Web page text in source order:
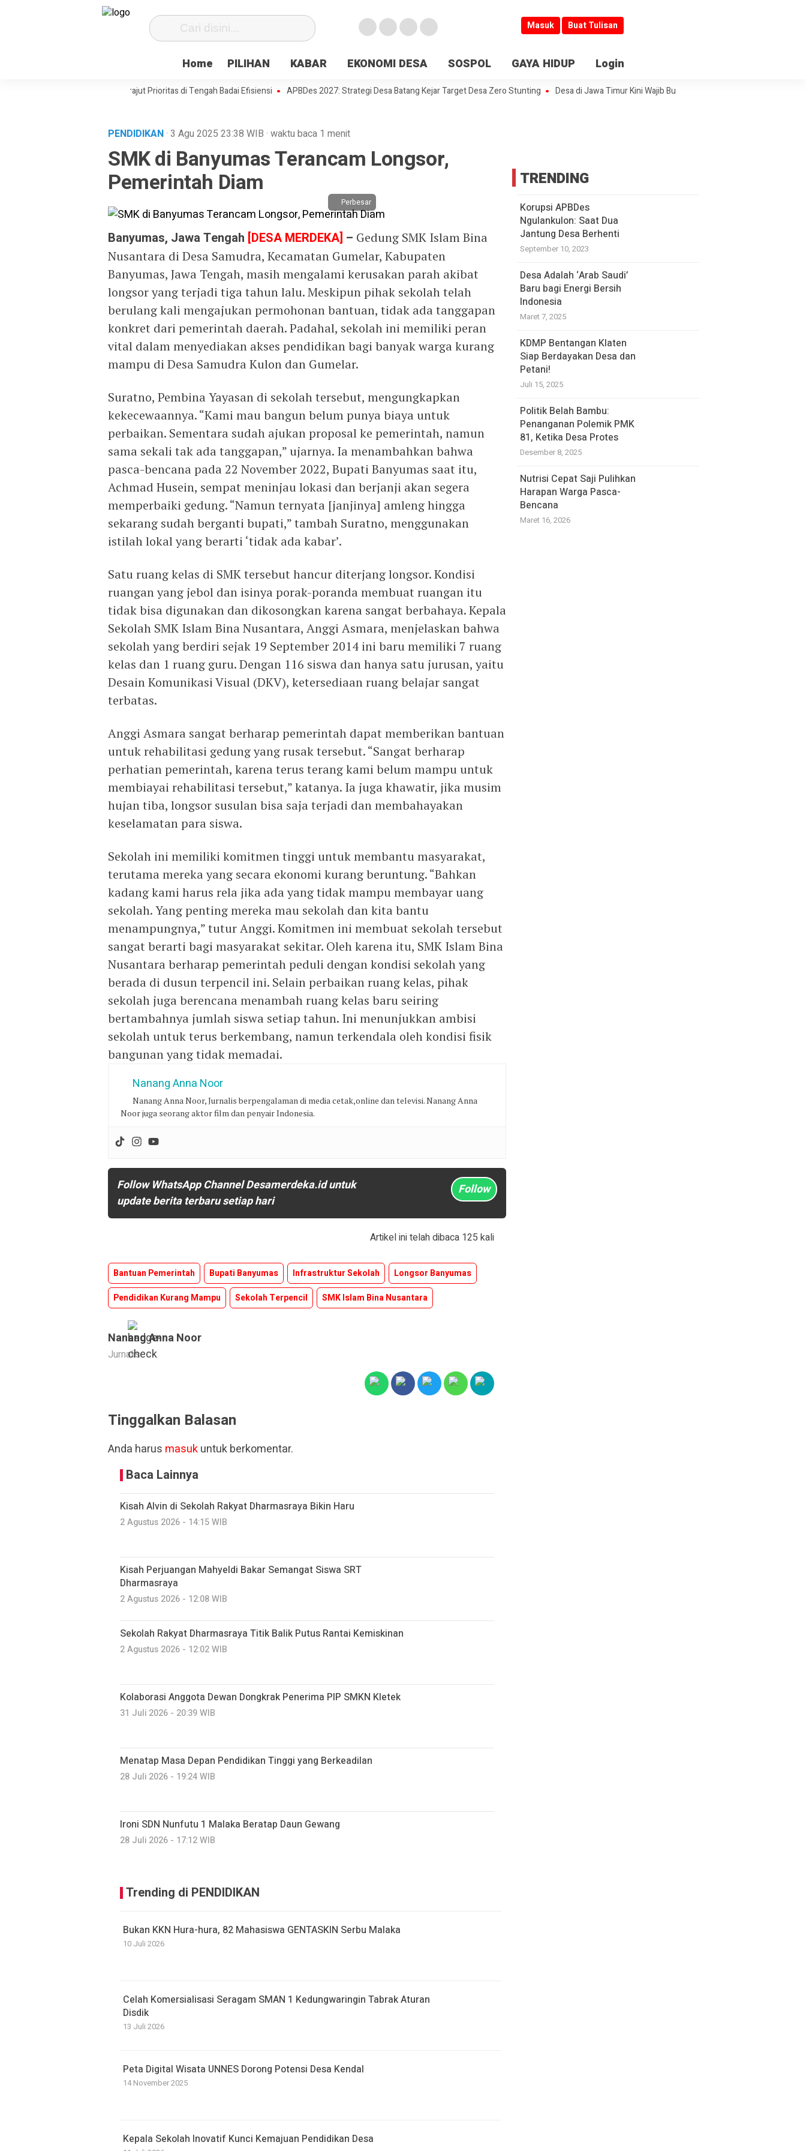
Masuk Buat Tulisan
Home PILIHAN KABAR EKONOMI DESA SOSPOL GAYA HIDUP Login
Desa Paenre Lompoe Merajut Prioritas di Tengah Badai Efisiensi APBDes 2027: Strategi Desa Batang Kejar Target Desa Zero Stunting Desa di Jawa Timur Kini Wajib Buka Informasi
PENDIDIKAN· 3 Agu 2025 23:38 WIB · waktu baca 1 menit
SMK di Banyumas Terancam Longsor,
Pemerintah Diam
Perbesar
Banyumas, Jawa Tengah [DESA MERDEKA] – Gedung SMK Islam Bina
Nusantara di Desa Samudra, Kecamatan Gumelar, Kabupaten
Banyumas, Jawa Tengah, masih mengalami kerusakan parah akibat
longsor yang terjadi tiga tahun lalu. Meskipun pihak sekolah telah
berulang kali mengajukan permohonan bantuan, tidak ada tanggapan
konkret dari pemerintah daerah. Padahal, sekolah ini memiliki peran
vital dalam menyediakan akses pendidikan bagi banyak warga kurang
mampu di Desa Samudra Kulon dan Gumelar.
Suratno, Pembina Yayasan di sekolah tersebut, mengungkapkan
kekecewaannya. “Kami mau bangun belum punya biaya untuk
perbaikan. Sementara sudah ajukan proposal ke pemerintah, namun
sama sekali tak ada tanggapan,” ujarnya. Ia menambahkan bahwa
pasca-bencana pada 22 November 2022, Bupati Banyumas saat itu,
Achmad Husein, sempat meninjau lokasi dan berjanji akan segera
memperbaiki gedung. “Namun ternyata [janjinya] amleng hingga
sekarang sudah berganti bupati,” tambah Suratno, menggunakan
istilah lokal yang berarti ‘tidak ada kabar’.
Satu ruang kelas di SMK tersebut hancur diterjang longsor. Kondisi
ruangan yang jebol dan isinya porak-poranda membuat ruangan itu
tidak bisa digunakan dan dikosongkan karena sangat berbahaya. Kepala
Sekolah SMK Islam Bina Nusantara, Anggi Asmara, menjelaskan bahwa
sekolah yang berdiri sejak 19 September 2014 ini baru memiliki 7 ruang
kelas dan 1 ruang guru. Dengan 116 siswa dan hanya satu jurusan, yaitu
Desain Komunikasi Visual (DKV), ketersediaan ruang belajar sangat
terbatas.
Anggi Asmara sangat berharap pemerintah dapat memberikan bantuan
untuk rehabilitasi gedung yang rusak tersebut. “Sangat berharap
perhatian pemerintah, karena terus terang kami belum mampu untuk
membiayai rehabilitasi tersebut,” katanya. Ia juga khawatir, jika musim
hujan tiba, longsor susulan bisa saja terjadi dan membahayakan
keselamatan para siswa.
Sekolah ini memiliki komitmen tinggi untuk membantu masyarakat,
terutama mereka yang secara ekonomi kurang beruntung. “Bahkan
kadang kami harus rela jika ada yang tidak mampu membayar uang
sekolah. Yang penting mereka mau sekolah dan kita bantu
menampungnya,” tutur Anggi. Komitmen ini membuat sekolah tersebut
sangat berarti bagi masyarakat sekitar. Oleh karena itu, SMK Islam Bina
Nusantara berharap pemerintah peduli dengan kondisi sekolah yang
berada di dusun terpencil ini. Selain perbaikan ruang kelas, pihak
sekolah juga berencana menambah ruang kelas baru seiring
bertambahnya jumlah siswa setiap tahun. Ini menunjukkan ambisi
sekolah untuk terus berkembang, namun terkendala oleh kondisi fisik
bangunan yang tidak memadai.
Nanang Anna Noor
Nanang Anna Noor, Jurnalis berpengalaman di media cetak,online dan televisi. Nanang Anna
Noor juga seorang aktor film dan penyair Indonesia.
Follow WhatsApp Channel Desamerdeka.id untuk
update berita terbaru setiap hari
Follow
Artikel ini telah dibaca 125 kali
Bantuan Pemerintah Bupati Banyumas Infrastruktur Sekolah
Longsor Banyumas
Pendidikan Kurang Mampu
Sekolah Terpencil SMK Islam Bina Nusantara
Nanang Anna Noor
Jurnalis
Tinggalkan Balasan
Anda harus masukuntuk berkomentar.
Baca Lainnya
Kisah Alvin di Sekolah Rakyat Dharmasraya Bikin Haru
2 Agustus 2026 - 14:15 WIB
Kisah Perjuangan Mahyeldi Bakar Semangat Siswa SRT
Dharmasraya
2 Agustus 2026 - 12:08 WIB
Sekolah Rakyat Dharmasraya Titik Balik Putus Rantai Kemiskinan
2 Agustus 2026 - 12:02 WIB
Kolaborasi Anggota Dewan Dongkrak Penerima PIP SMKN Kletek
31 Juli 2026 - 20:39 WIB
Menatap Masa Depan Pendidikan Tinggi yang Berkeadilan
28 Juli 2026 - 19:24 WIB
Ironi SDN Nunfutu 1 Malaka Beratap Daun Gewang
28 Juli 2026 - 17:12 WIB
Trending di PENDIDIKAN
Bukan KKN Hura-hura, 82 Mahasiswa GENTASKIN Serbu Malaka
10 Juli 2026
Celah Komersialisasi Seragam SMAN 1 Kedungwaringin Tabrak Aturan
Disdik
13 Juli 2026
Peta Digital Wisata UNNES Dorong Potensi Desa Kendal
14 November 2025
Kepala Sekolah Inovatif Kunci Kemajuan Pendidikan Desa
TRENDING
Korupsi APBDes
Ngulankulon: Saat Dua
Jantung Desa Berhenti
September 10, 2023
Desa Adalah ‘Arab Saudi’
Baru bagi Energi Bersih
Indonesia
Maret 7, 2025
KDMP Bentangan Klaten
Siap Berdayakan Desa dan
Petani!
Juli 15, 2025
Politik Belah Bambu:
Penanganan Polemik PMK
81, Ketika Desa Protes
Desember 8, 2025
Nutrisi Cepat Saji Pulihkan
Harapan Warga Pasca-
Bencana
Maret 16, 2026